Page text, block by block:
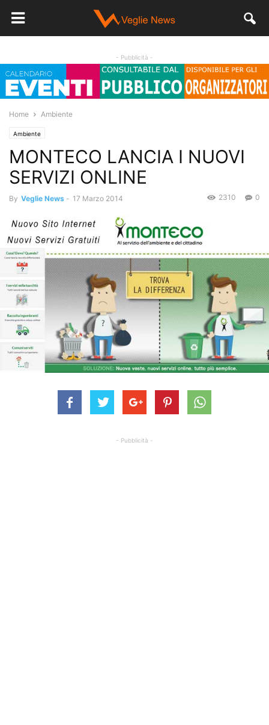
- Pubblicità -
Home Ambiente
Ambiente
MONTECO LANCIA I NUOVI
SERVIZI ONLINE
By Veglie News - 17 Marzo 2014 0
2310
- Pubblicità -